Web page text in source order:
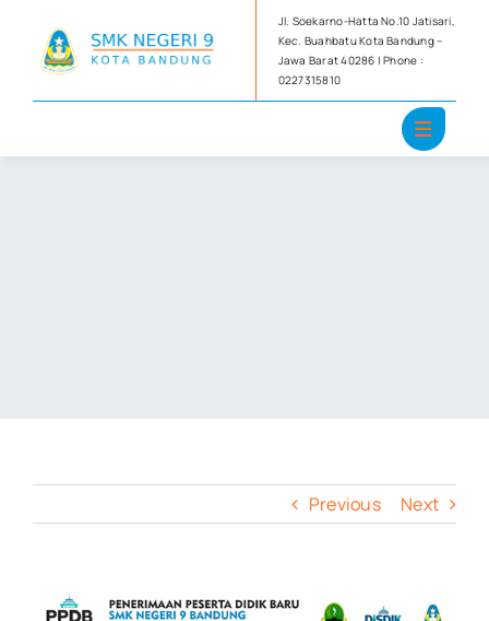
content
Jl. Soekarno-Hatta No.10 Jatisari,
Kec. Buahbatu Kota Bandung –
Jawa Barat 40286 | Phone :
0227315810
Previous Next
View